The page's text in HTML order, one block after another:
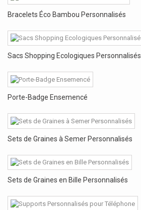
Bracelets Éco Bambou Personnalisés
Sacs Shopping Ecologiques Personnalisés
Porte-Badge Ensemencé
Sets de Graines à Semer Personnalisés
Sets de Graines en Bille Personnalisés